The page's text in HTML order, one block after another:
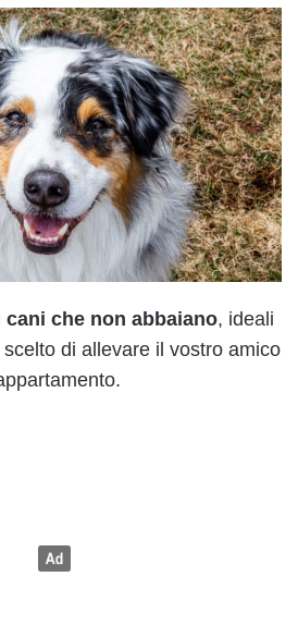
cani che non abbaiano, ideali
di allevare il vostro amico